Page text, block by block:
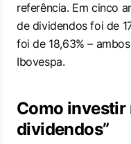
referência. Em cinco
de dividendos foi de
foi de 18,63% –
Ibovespa.
Como investir
dividendos”